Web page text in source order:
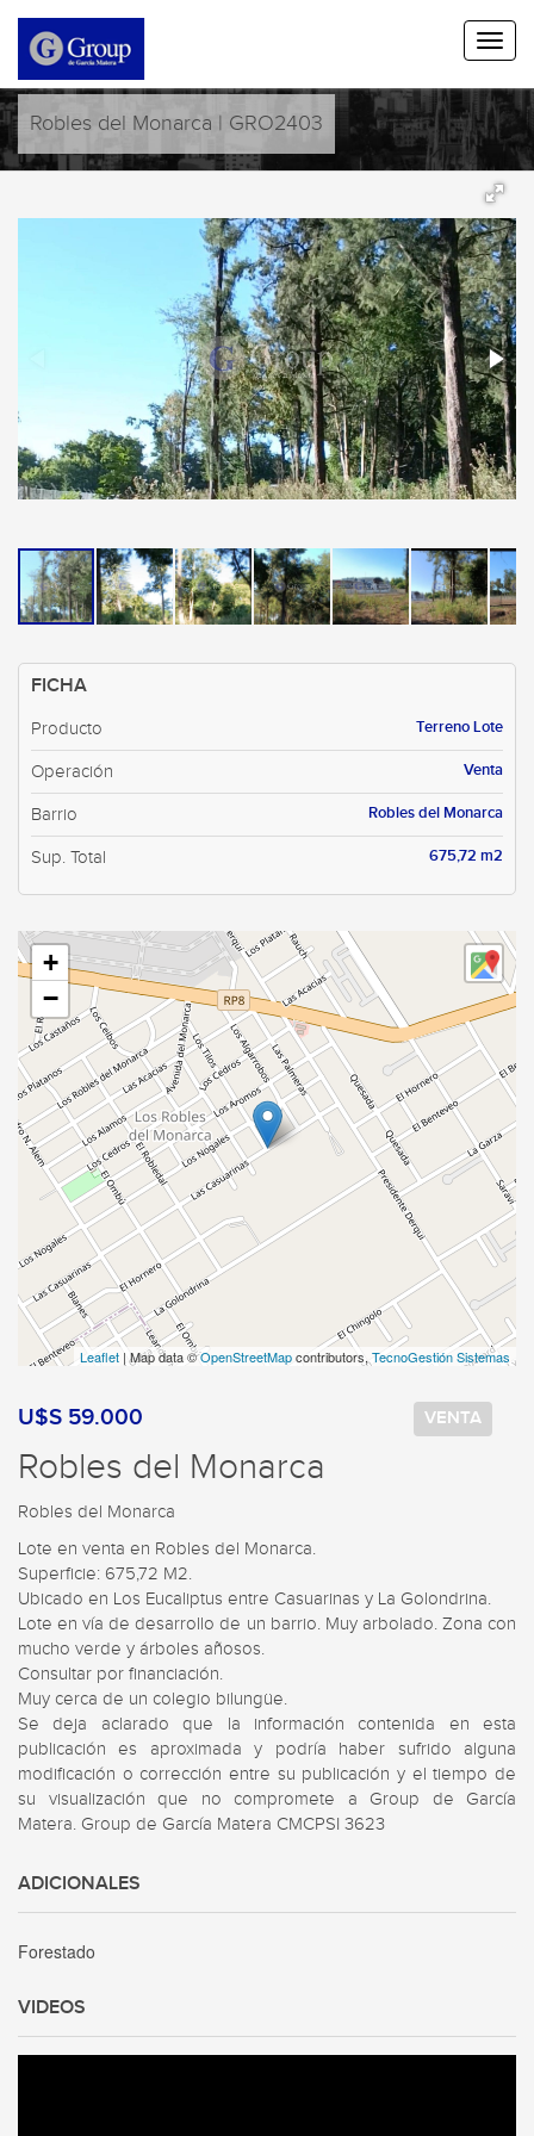
Robles del Monarca | GRO2403
FICHA
Producto Terreno Lote
Operación Venta
Barrio Robles del Monarca
Sup. Total 675,72 m2
+
−
Leaflet | Map data ©OpenStreetMapcontributors, TecnoGestión Sistemas
U$S 59.000 VENTA
Robles del Monarca
Robles del Monarca
Lote en venta en Robles del Monarca.
Superficie: 675,72 M2.
Ubicado en Los Eucaliptus entre Casuarinas y La Golondrina.
Lote en vía de desarrollo de un barrio. Muy arbolado. Zona con
mucho verde y árboles añosos.
Consultar por financiación.
Muy cerca de un colegio bilungüe.
Se deja aclarado que la información contenida en esta
publicación es aproximada y podría haber sufrido alguna
modificación o corrección entre su publicación y el tiempo de
su visualización que no compromete a Group de García
Matera. Group de García Matera CMCPSI 3623
ADICIONALES
Forestado
VIDEOS